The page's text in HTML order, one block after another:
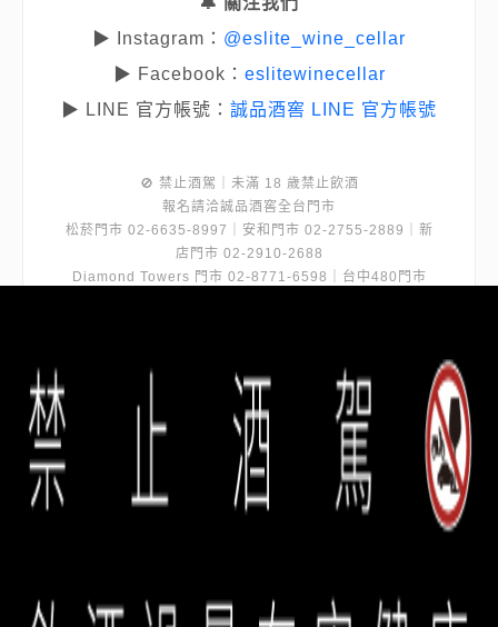
▶ Instagram： @eslite_wine_cellar
▶ Facebook： eslitewinecellar
▶ LINE 官方帳號： 誠品酒窖 LINE 官方帳號
🚫 禁止酒駕｜未滿 18 歲禁止飲酒
報名請洽誠品酒窖全台門市
松菸門市 02-6635-8997｜安和門市 02-2755-2889｜新
店門市 02-2910-2688
Diamond Towers 門市 02-8771-6598｜台中480門市
利， 若有相關異動將公告於網站，恕不另行通知。
reserved.